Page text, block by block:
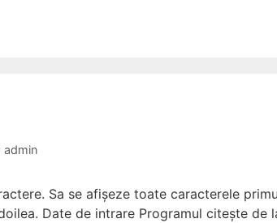
admin
Sa se afișeze toate caracterele
Date de intrare Programul citește de